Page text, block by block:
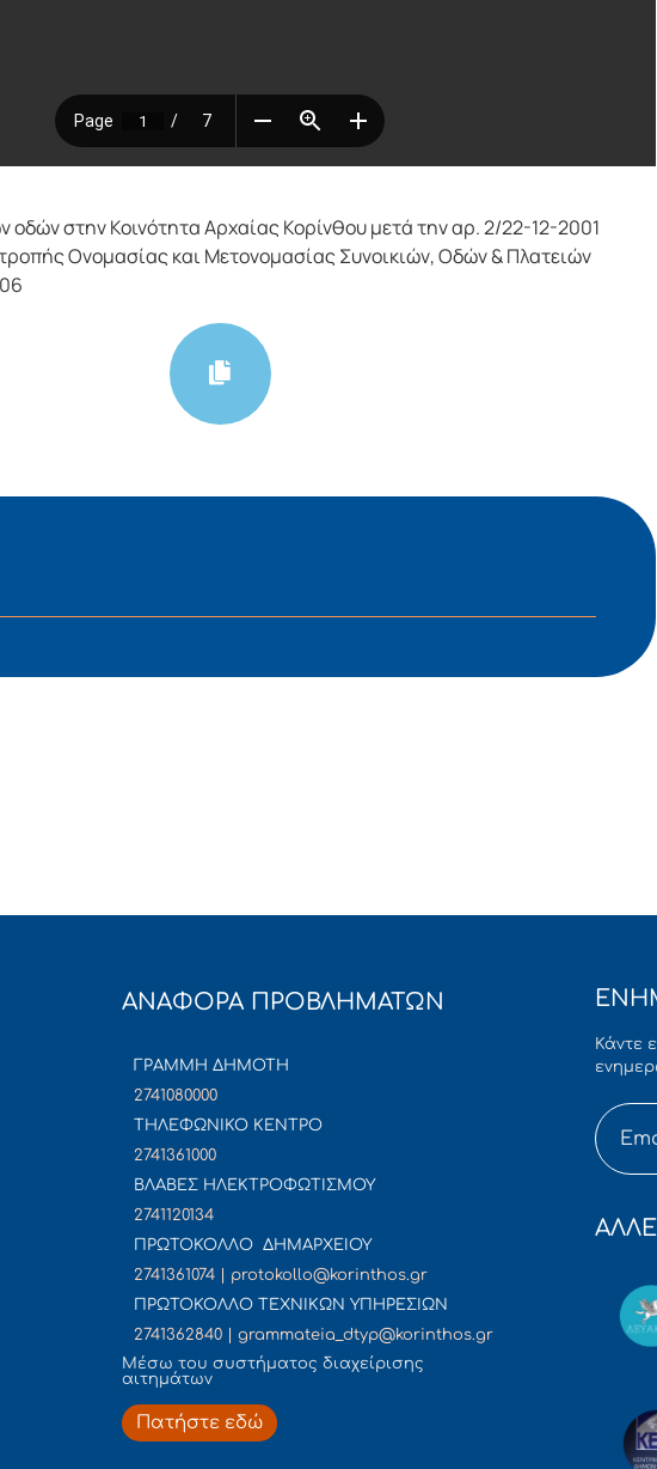
στην Κοινότητα Αρχαίας Κορίνθου μετά την αρ. 2/22-12-2001
Ονομασίας και Μετονομασίας Συνοικιών, Οδών & Πλατειών
ΑΝΑΦΟΡΑ ΠΡΟΒΛΗΜΑΤΩΝ
ΓΡΑΜΜΗ ΔΗΜΟΤΗ
2741080000
ΤΗΛΕΦΩΝΙΚΟ ΚΕΝΤΡΟ
2741361000
ΒΛΑΒΕΣ ΗΛΕΚΤΡΟΦΩΤΙΣΜΟΥ
2741120134
ΠΡΩΤΟΚΟΛΛΟ ΔΗΜΑΡΧΕΙΟΥ
2741361074 | protokollo@korinthos.gr
ΠΡΩΤΟΚΟΛΛΟ ΤΕΧΝΙΚΩΝ ΥΠΗΡΕΣΙΩΝ
2741362840 | grammateia_dtyp@korinthos.gr
Mέσω του συστήματος διαχείρισης
αιτημάτων
Πατήστε εδώ
Κάντε